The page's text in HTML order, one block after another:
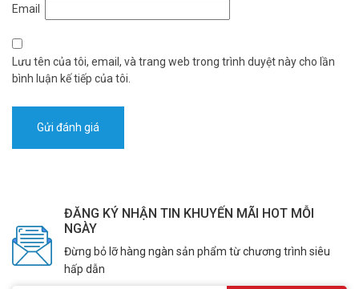
Email
Lưu tên của tôi, email, và trang web trong trình duyệt này cho lần
bình luận kế tiếp của tôi.
ĐĂNG KÝ NHẬN TIN KHUYẾN MÃI HOT MỖI
NGÀY
Đừng bỏ lỡ hàng ngàn sản phẩm từ chương trình siêu
hấp dẫn